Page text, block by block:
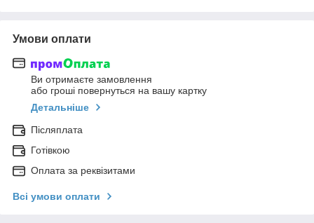
Умови оплати
Ви отримаєте замовлення
або гроші повернуться на вашу картку
Детальніше
Післяплата
Готівкою
Оплата за реквізитами
Всі умови оплати